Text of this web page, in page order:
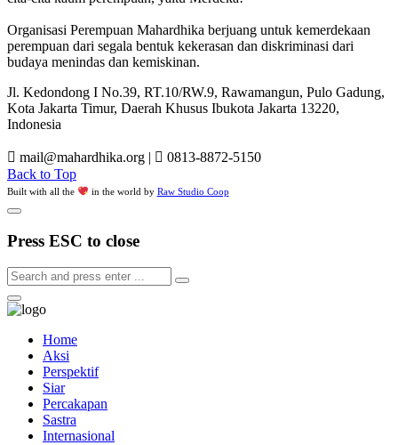
Organisasi Perempuan Mahardhika berjuang untuk kemerdekaan
perempuan dari segala bentuk kekerasan dan diskriminasi dari
budaya menindas dan kemiskinan.
Jl. Kedondong I No.39, RT.10/RW.9, Rawamangun, Pulo Gadung,
Kota Jakarta Timur, Daerah Khusus Ibukota Jakarta 13220,
Indonesia
mail@mahardhika.org |
0813-8872-5150
Back to Top
Built with all the in the world by Raw Studio Coop
Press ESC to close
Home
Aksi
Perspektif
Siar
Percakapan
Sastra
Internasional